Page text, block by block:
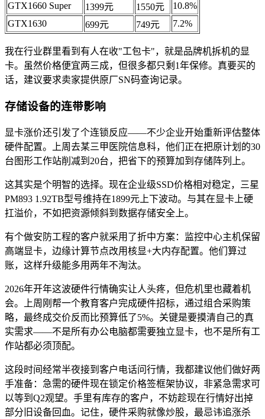
GTX1660 Super
1399元 1550元
10.8%
GTX1630
699元 749元 7.2%
我在行业群里看到有人在收"工包卡"，就是品牌机拆机的显
卡。虽然价格便宜两三成，但很多都只剩1年保修。真要买的
话，建议要求卖家提供原厂SN码查询记录。
存储设备的连带影响
显卡涨价还引发了个连锁反应——不少企业开始重新评估整体
硬件配置。上周去某三甲医院信息科，他们正在把原计划的30
台图形工作站削减到20台，把省下的预算加到存储阵列上。
这其实是个明智的选择。现在企业级SSD价格相对稳定，三星
PM893 1.92TB型号维持在1899元上下波动。与其在显卡上硬
扛溢价，不如把资源倾斜到数据存储安全上。
有个做安防工程的客户就采用了折中方案：监控中心主机保留
高端显卡，边缘计算节点改用核显+大内存配置。他们算过
账，这样升级能多用两年不淘汰。
2026年开年这波硬件行情确实让人头疼，但危机里也藏着机
会。上周刚帮一个教育客户完成硬件招标，通过组合采购策
略，最终成交价反而比预算低了5%。关键是要摸清自己的真
实需求——不是所有办公电脑都需要独立显卡，也不是所有工
作站都必须顶配。
这段时间经常半夜接到客户电话问行情，我都建议他们做好两
手准备：急需的硬件现在锁定价格签框架协议，非紧急需求可
以等到Q2观望。手里有库存的客户，不妨趁现在行情好出掉
部分旧设备回血。记住，硬件采购就像炒股，最忌讳追涨杀